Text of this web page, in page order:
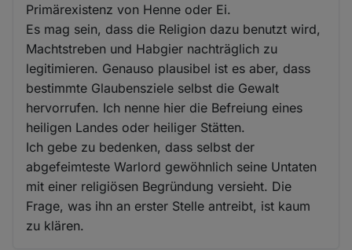
Primärexistenz von Henne oder Ei.
Es mag sein, dass die Religion dazu benutzt wird,
Machtstreben und Habgier nachträglich zu
legitimieren. Genauso plausibel ist es aber, dass
bestimmte Glaubensziele selbst die Gewalt
hervorrufen. Ich nenne hier die Befreiung eines
heiligen Landes oder heiliger Stätten.
Ich gebe zu bedenken, dass selbst der
abgefeimteste Warlord gewöhnlich seine Untaten
mit einer religiösen Begründung versieht. Die
Frage, was ihn an erster Stelle antreibt, ist kaum
zu klären.